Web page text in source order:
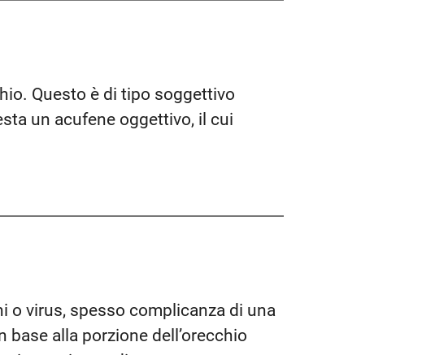
Questo è di tipo soggettivo
un acufene oggettivo, il cui
o virus, spesso complicanza di una
alla porzione dell’orecchio